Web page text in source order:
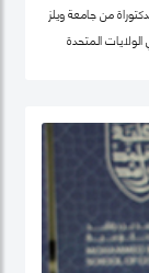
من جامعة ويلز
المتحدة
ساوث باسيفيك
دار السلام،
السياسية كقائد
الدكتور حبيب الرحمن
محكمة وله أيضاً
في عدة مؤتمرات